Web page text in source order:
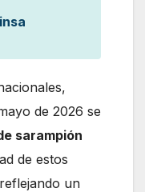
de 2026 se
sarampión
de estos
un